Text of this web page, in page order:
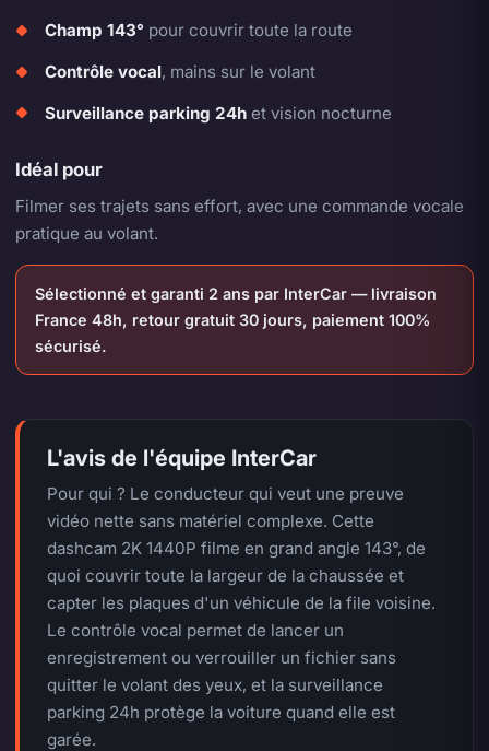
Champ 143° pour couvrir toute la route
Contrôle vocal, mains sur le volant
Surveillance parking 24het vision nocturne
Idéal pour
Filmer ses trajets sans effort, avec une commande vocale
pratique au volant.
Sélectionné et garanti 2 ans par InterCar — livraison
France 48h, retour gratuit 30 jours, paiement 100%
sécurisé.
L'avis de l'équipe InterCar
Pour qui ? Le conducteur qui veut une preuve
vidéo nette sans matériel complexe. Cette
dashcam 2K 1440P filme en grand angle 143°, de
quoi couvrir toute la largeur de la chaussée et
capter les plaques d'un véhicule de la file voisine.
Le contrôle vocal permet de lancer un
enregistrement ou verrouiller un fichier sans
quitter le volant des yeux, et la surveillance
parking 24h protège la voiture quand elle est
garée.